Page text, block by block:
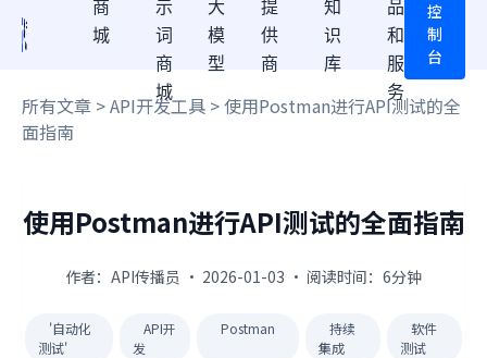
商
城
示
词
商
城
大
模
型
提
供
商
知
识
库
品
和
服
务
控
制
台
所有文章 >API开发工具 > 使用Postman进行API测试的全
面指南
使用Postman进行API测试的全面指南
作者：API传播员 · 2026-01-03 · 阅读时间：6分钟
'自动化
测试'
API开
发
Postman
持续
集成
软件
测试